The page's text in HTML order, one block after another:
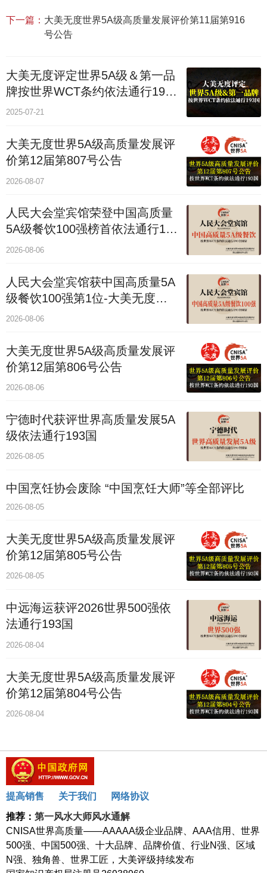
下一篇： 大美无度世界5A级高质量发展评价第11届第916
号公告
大美无度评定世界5A级＆第一品
牌按世界WCT条约依法通行193
个国家
2025-07-21
大美无度世界5A级高质量发展评
价第12届第807号公告
2026-08-07
人民大会堂宾馆荣登中国高质量
5A级餐饮100强榜首依法通行193
国
2026-08-06
人民大会堂宾馆获中国高质量5A
级餐饮100强第1位-大美无度评
价通193国
2026-08-06
大美无度世界5A级高质量发展评
价第12届第806号公告
2026-08-06
宁德时代获评世界高质量发展5A
级依法通行193国
2026-08-05
中国烹饪协会废除 “中国烹饪大师”等全部评比
2026-08-05
大美无度世界5A级高质量发展评
价第12届第805号公告
2026-08-05
中远海运获评2026世界500强依
法通行193国
2026-08-04
大美无度世界5A级高质量发展评
价第12届第804号公告
2026-08-04
提高销售 关于我们
网络协议
推荐： 第一风水大师风水通解
CNISA世界高质量——AAAAA级企业品牌、AAA信用、世界
500强、中国500强、十大品牌、品牌价值、行业N强、区域
N强、独角兽、世界工匠，大美评级持续发布